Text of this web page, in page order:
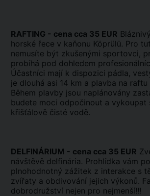
RAFTING - cena cca 35 EUR
horské řece v kaňonu Köprülü. Pro
nemusíte být zkušenými sportovci,
probíhá pod dohledem
Účastníci mají k dispozici pádla,
je dlouhá asi 14 km a plavba na
Během plavby jsou naplánovány
budete moci odpočinout a vykoupat
křišťálově čisté vodě.
DELFINÁRIUM - cena cca 35 EUR
návštěvě delfinária. Prohlídka vám
plnohodnotný zážitek z interakce s
zvířaty a obdivování jejich výkonů.
dobrodružství nejen pro nejmenší!!!